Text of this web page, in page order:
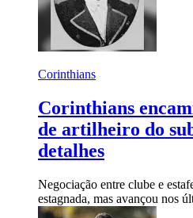
Corinthians
Corinthians
de artilheiro do
detalhes
Negociação entre clube e
estagnada, mas avançou nos